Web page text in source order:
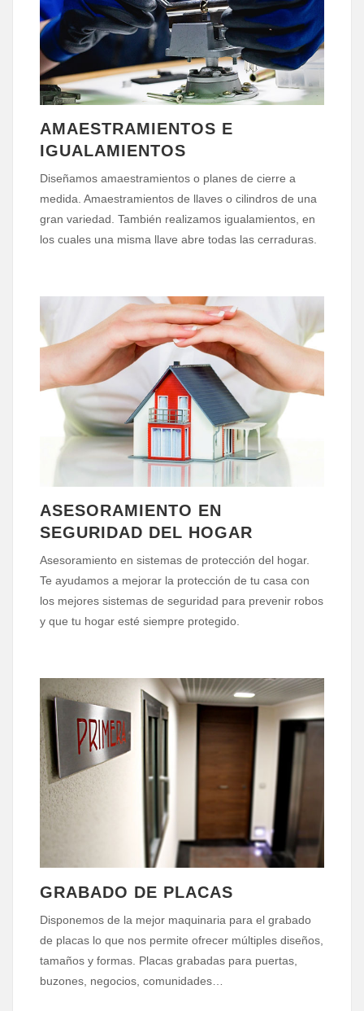
AMAESTRAMIENTOS E
IGUALAMIENTOS
Diseñamos amaestramientos o planes de cierre a
medida. Amaestramientos de llaves o cilindros de una
gran variedad. También realizamos igualamientos, en
los cuales una misma llave abre todas las cerraduras.
ASESORAMIENTO EN
SEGURIDAD DEL HOGAR
Asesoramiento en sistemas de protección del hogar.
Te ayudamos a mejorar la protección de tu casa con
los mejores sistemas de seguridad para prevenir robos
y que tu hogar esté siempre protegido.
GRABADO DE PLACAS
Disponemos de la mejor maquinaria para el grabado
de placas lo que nos permite ofrecer múltiples diseños,
tamaños y formas. Placas grabadas para puertas,
buzones, negocios, comunidades…